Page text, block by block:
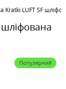
Kratki LUFT SF
шліфована
Популярний